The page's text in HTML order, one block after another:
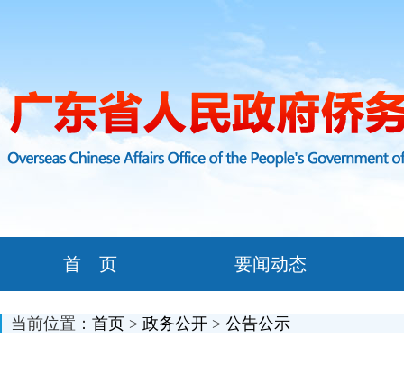
首 页 要闻动态
当前位置： 首页 > 政务公开 > 公告公示